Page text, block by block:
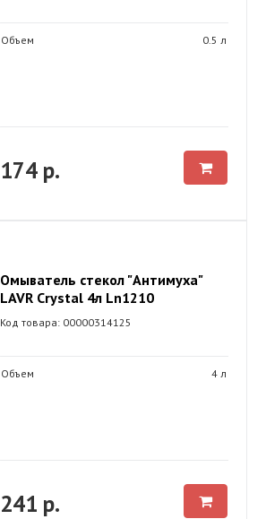
Объем 0.5 л
174 р.
Омыватель стекол "Антимуха"
LAVR Crystal 4л Ln1210
Код товара: 00000314125
Объем 4 л
241 р.